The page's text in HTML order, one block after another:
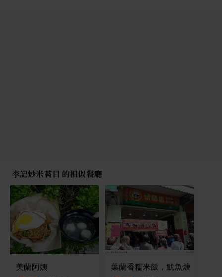
李記炒米苔目 的相似餐廳
美蘭阿姨 葉蘭香糯米飯，魷魚焿